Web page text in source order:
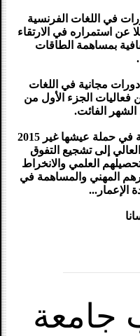
في اللغات الفرنسية
عن استمراره في الارتقاء
بمساهمة الطاقات
دورات مجانية في اللغات
فعاليات الجزء الأول من
الفائت.
وتأتي مشاركة المؤسسات التعليمية في حملة عيشها غير 2015
إلى تشجيع التفوق
العلمي والانخراط
المهني والمساهمة في
الإعمار...
جامعة